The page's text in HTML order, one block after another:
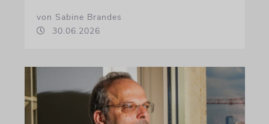
von Sabine Brandes
30.06.2026